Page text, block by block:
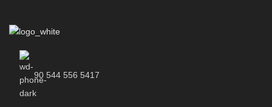
90 544 556 5417